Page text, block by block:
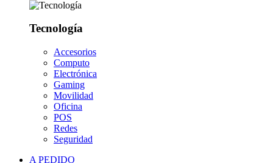
Tecnología
Accesorios
Computo
Electrónica
Gaming
Movilidad
Oficina
POS
Redes
Seguridad
A PEDIDO